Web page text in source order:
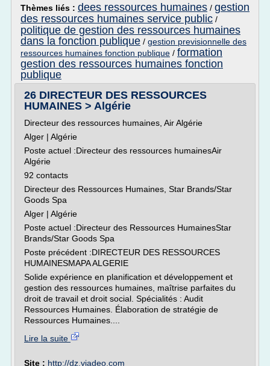
Thèmes liés : dees ressources humaines / gestion
des ressources humaines service public /
politique de gestion des ressources humaines
dans la fonction publique / gestion previsionnelle des
ressources humaines fonction publique / formation
gestion des ressources humaines fonction
publique
26 DIRECTEUR DES RESSOURCES
HUMAINES > Algérie
Directeur des ressources humaines, Air Algérie
Alger | Algérie
Poste actuel :Directeur des ressources humainesAir
Algérie
92 contacts
Directeur des Ressources Humaines, Star Brands/Star
Goods Spa
Alger | Algérie
Poste actuel :Directeur des Ressources HumainesStar
Brands/Star Goods Spa
Poste précédent :DIRECTEUR DES RESSOURCES
HUMAINESMAPA ALGERIE
Solide expérience en planification et développement et
gestion des ressources humaines, maîtrise parfaites du
droit de travail et droit social. Spécialités : Audit
Ressources Humaines. Élaboration de stratégie de
Ressources Humaines....
Lire la suite
Site : http://dz.viadeo.com